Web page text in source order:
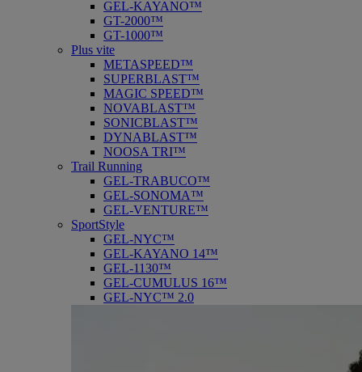
GEL-KAYANO™
GT-2000™
GT-1000™
Plus vite
METASPEED™
SUPERBLAST™
MAGIC SPEED™
NOVABLAST™
SONICBLAST™
DYNABLAST™
NOOSA TRI™
Trail Running
GEL-TRABUCO™
GEL-SONOMA™
GEL-VENTURE™
SportStyle
GEL-NYC™
GEL-KAYANO 14™
GEL-1130™
GEL-CUMULUS 16™
GEL-NYC™ 2.0